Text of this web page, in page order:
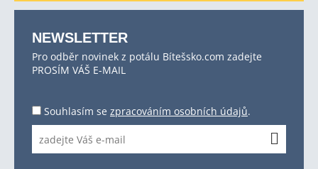
NEWSLETTER
Pro odběr novinek z potálu Bítešsko.com zadejte
PROSÍM VÁŠ E-MAIL
Souhlasím se zpracováním osobních údajů.